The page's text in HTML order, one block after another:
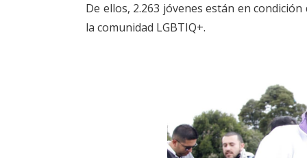
De ellos, 2.263 jóvenes están en
la comunidad LGBTIQ+.